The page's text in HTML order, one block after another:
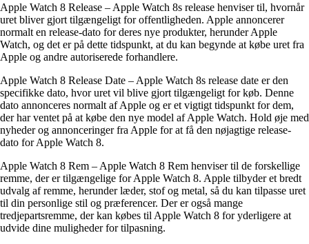
Apple Watch 8 Release – Apple Watch 8s release henviser til, hvornår
uret bliver gjort tilgængeligt for offentligheden. Apple annoncerer
normalt en release-dato for deres nye produkter, herunder Apple
Watch, og det er på dette tidspunkt, at du kan begynde at købe uret fra
Apple og andre autoriserede forhandlere.
Apple Watch 8 Release Date – Apple Watch 8s release date er den
specifikke dato, hvor uret vil blive gjort tilgængeligt for køb. Denne
dato annonceres normalt af Apple og er et vigtigt tidspunkt for dem,
der har ventet på at købe den nye model af Apple Watch. Hold øje med
nyheder og annonceringer fra Apple for at få den nøjagtige release-
dato for Apple Watch 8.
Apple Watch 8 Rem – Apple Watch 8 Rem henviser til de forskellige
remme, der er tilgængelige for Apple Watch 8. Apple tilbyder et bredt
udvalg af remme, herunder læder, stof og metal, så du kan tilpasse uret
til din personlige stil og præferencer. Der er også mange
tredjepartsremme, der kan købes til Apple Watch 8 for yderligere at
udvide dine muligheder for tilpasning.